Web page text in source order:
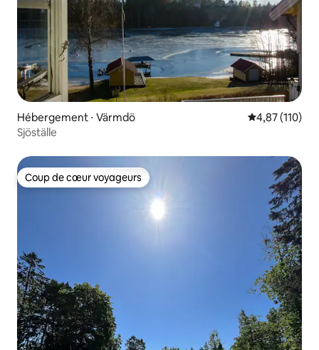
Hébergement ⋅ Värmdö Évaluation
4,87 (110)
Sjöställe
Coup de cœur voyageurs
Coup de cœur voyageurs